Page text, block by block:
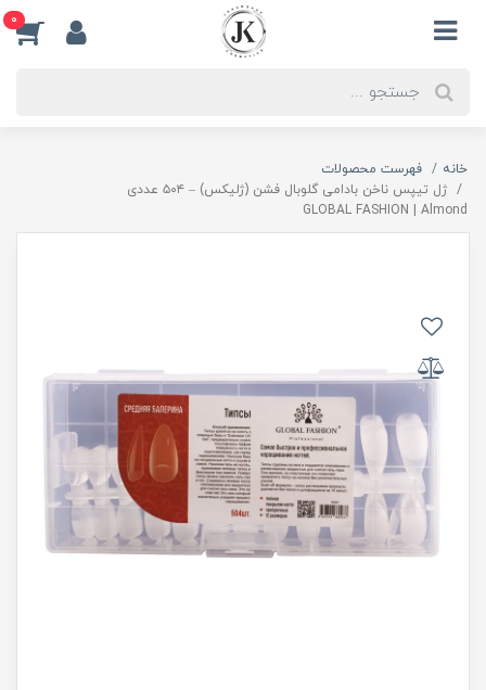
0
خانه
فهرست محصولات
ژل تیپس ناخن بادامی گلوبال فشن (ژلیکس) – ۵۰۴ عددی
GLOBAL FASHION | Almond